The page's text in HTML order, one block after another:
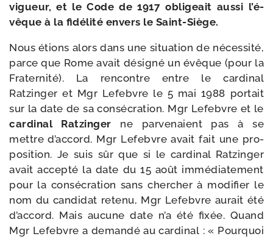
vigueur, et le Code de 1917 obli­geait aus­si l’é­
vêque à la fidé­li­té envers le Saint-Siège.
Nous étions alors dans une situa­tion de néces­si­té,
parce que Rome avait dési­gné un évêque (pour la
Fraternité). La ren­contre entre le car­di­nal
Ratzinger et Mgr Lefebvre le 5 mai 1988 por­tait
sur la date de sa consé­cra­tion. Mgr Lefebvre et le
car­di­nal Ratzinger ne par­ve­naient pas à se
mettre d’ac­cord. Mgr Lefebvre avait fait une pro­
po­si­tion. Je suis sûr que si le car­di­nal Ratzinger
avait accep­té la date du 15 août immé­dia­te­ment
pour la consé­cra­tion sans cher­cher à modi­fier le
nom du can­di­dat rete­nu, Mgr Lefebvre aurait été
d’accord. Mais aucune date n’a été fixée. Quand
Mgr Lefebvre a deman­dé au car­di­nal : « Pourquoi